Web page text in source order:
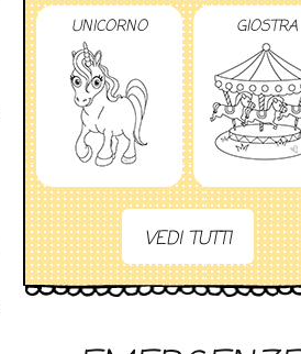
UNICORNO GIOSTRA
VEDI TUTTI